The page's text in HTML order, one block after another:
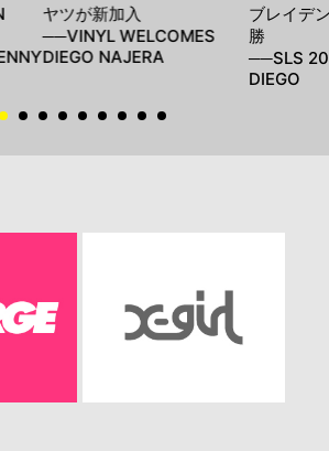
ヤツが新加入
──VINYL WELCOMES
DIEGO NAJERA
ブレイデ
勝
──SLS
DIEGO